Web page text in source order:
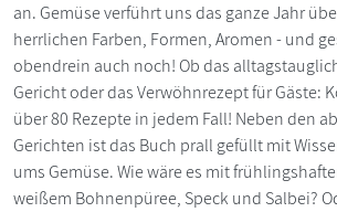
an. Gemüse verführt uns das ganze Jahr
herrlichen Farben, Formen, Aromen - und
obendrein auch noch! Ob das
Gericht oder das Verwöhnrezept für Gäste:
über 80 Rezepte in jedem Fall! Neben den
Gerichten ist das Buch prall gefüllt mit
ums Gemüse. Wie wäre es mit
weißem Bohnenpüree, Speck und Salbei?